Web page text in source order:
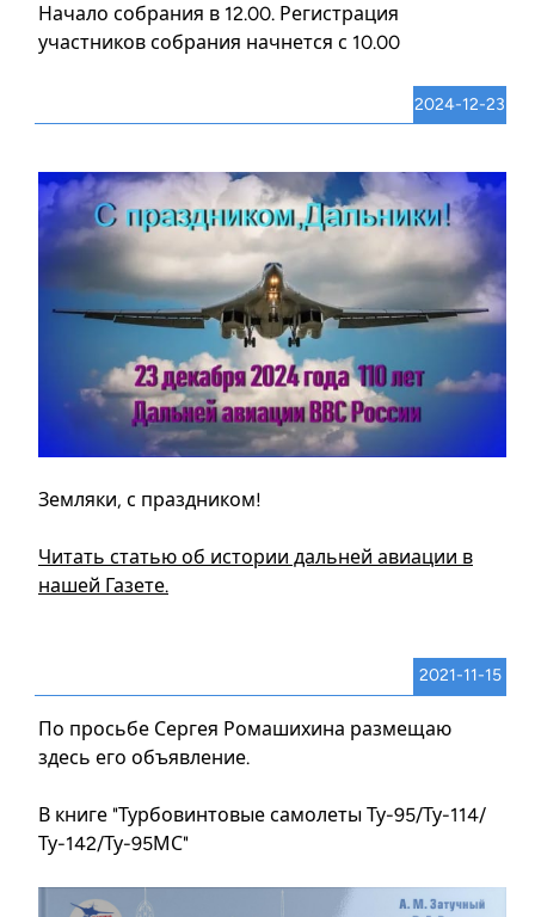
Начало собрания в 12.00. Регистрация
участников собрания начнется с 10.00
2024-12-23
Земляки, с праздником!
Читать статью об истории дальней авиации в
нашей Газете.
2021-11-15
По просьбе Сергея Ромашихина размещаю
здесь его объявление.
В книге "Турбовинтовые самолеты Ту-95/Ту-114/
Ту-142/Ту-95МС"